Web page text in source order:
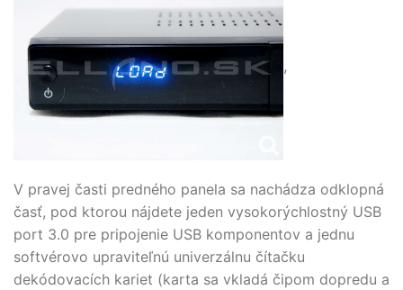
,
V pravej časti predného panela sa nachádza odklopná
časť, pod ktorou nájdete jeden vysokorýchlostný USB
port 3.0 pre pripojenie USB komponentov a jednu
softvérovo upraviteľnú univerzálnu čítačku
dekódovacích kariet (karta sa vkladá čipom dopredu a